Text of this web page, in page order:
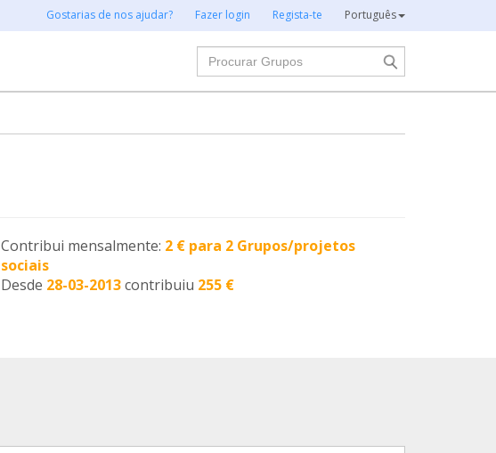
Gostarias de nos ajudar? Fazer login Regista-te Português
Procurar
Contribui mensalmente: 2 € para 2 Grupos/projetos
sociais
Desde 28-03-2013contribuiu 255 €